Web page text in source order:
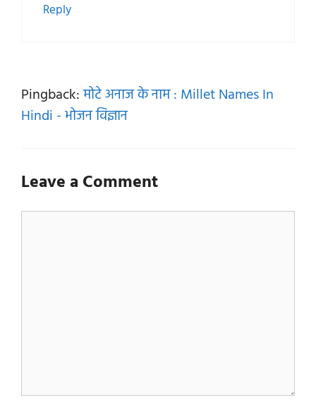
Reply
Pingback:मोटे अनाज के नाम : Millet Names In
Hindi - भोजन विज्ञान
Leave a Comment